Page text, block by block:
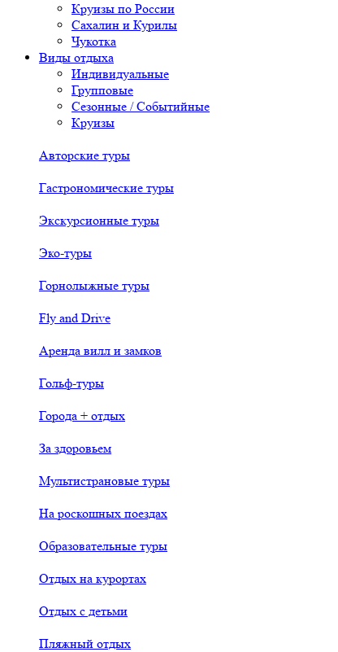
Круизы по России
Сахалин и Курилы
Чукотка
Виды отдыха
Индивидуальные
Групповые
Сезонные / Событийные
Круизы
Авторские туры
Гастрономические туры
Экскурсионные туры
Эко-туры
Горнолыжные туры
Fly and Drive
Аренда вилл и замков
Гольф-туры
Города + отдых
За здоровьем
Мультистрановые туры
На роскошных поездах
Образовательные туры
Отдых на курортах
Отдых с детьми
Пляжный отдых